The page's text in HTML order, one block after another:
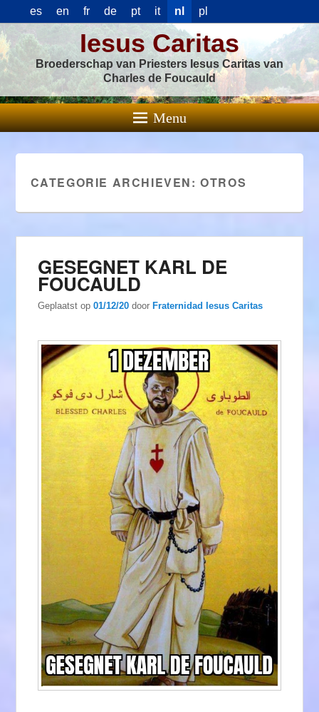
es en fr de pt it nl pl
Iesus Caritas
Broederschap van Priesters Iesus Caritas van
Charles de Foucauld
Menu
CATEGORIE ARCHIEVEN:OTROS
GESEGNET KARL DE
FOUCAULD
Geplaatst op01/12/20 door Fraternidad Iesus Caritas